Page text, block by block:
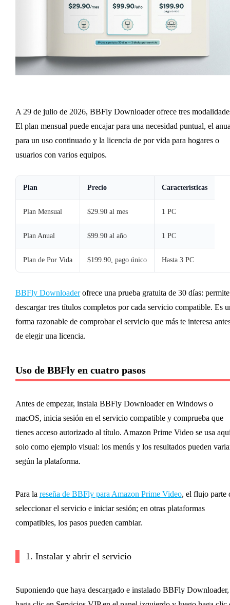
A 29 de julio de 2026, BBFly Downloader ofrece tres
El plan mensual puede encajar para una necesidad puntual, el
para un uso continuado y la licencia de por vida para hogares o
usuarios con varios equipos.
Plan Precio Características
Plan Mensual $29.90 al mes 1 PC
Plan Anual $99.90 al año 1 PC
Plan de Por Vida $199.90, pago único Hasta 3 PC
BBFly Downloaderofrece una prueba gratuita de 30 días: permite
descargar tres títulos completos por cada servicio compatible. Es
forma razonable de comprobar el servicio que más te interesa
de elegir una licencia.
Uso de BBFly en cuatro pasos
Antes de empezar, instala BBFly Downloader en Windows o
macOS, inicia sesión en el servicio compatible y comprueba que
tienes acceso autorizado al título. Amazon Prime Video se usa
solo como ejemplo visual: los menús y los resultados pueden
según la plataforma.
Para la reseña de BBFly para Amazon Prime Video, el flujo parte
seleccionar el servicio e iniciar sesión; en otras plataformas
compatibles, los pasos pueden cambiar.
1. Instalar y abrir el servicio
Suponiendo que haya descargado e instalado BBFly Downloader,